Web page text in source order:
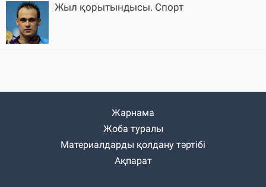
Жыл қорытындысы. Спорт
Жарнама
Жоба туралы
Материалдарды қолдану тәртібі
Ақпарат